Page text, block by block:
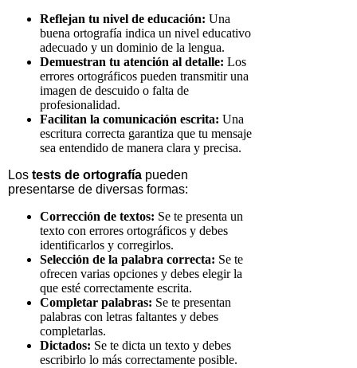
Reflejan tu nivel de educación: Una
buena ortografía indica un nivel educativo
adecuado y un dominio de la lengua.
Demuestran tu atención al detalle: Los
errores ortográficos pueden transmitir una
imagen de descuido o falta de
profesionalidad.
Facilitan la comunicación escrita: Una
escritura correcta garantiza que tu mensaje
sea entendido de manera clara y precisa.
Los tests de ortografía pueden
presentarse de diversas formas:
Corrección de textos: Se te presenta un
texto con errores ortográficos y debes
identificarlos y corregirlos.
Selección de la palabra correcta: Se te
ofrecen varias opciones y debes elegir la
que esté correctamente escrita.
Completar palabras: Se te presentan
palabras con letras faltantes y debes
completarlas.
Dictados: Se te dicta un texto y debes
escribirlo lo más correctamente posible.